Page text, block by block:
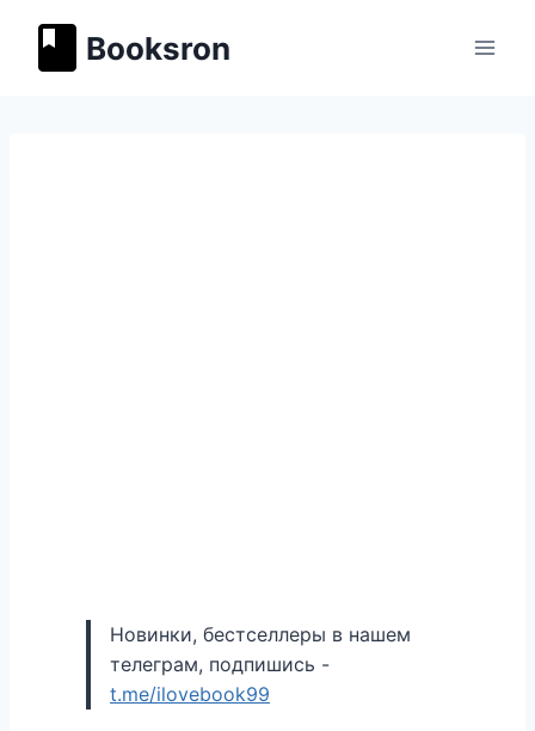
содержимому
Booksron
Новинки, бестселлеры в нашем
телеграм, подпишись -
t.me/ilovebook99